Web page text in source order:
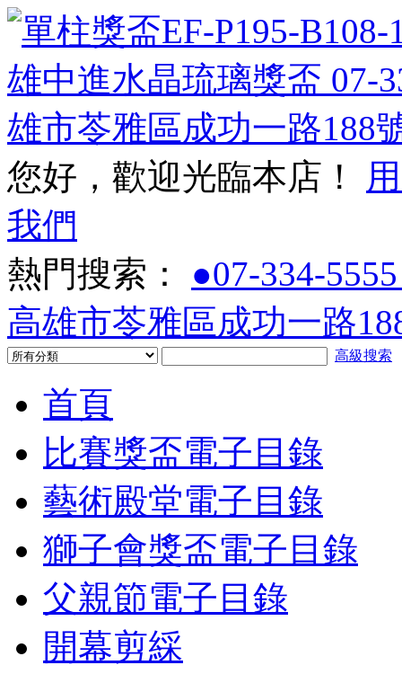
您好，歡迎光臨本店！
我們
熱門搜索： ●07-334-
高雄市苓雅區成功一路
高級搜索
首頁
比賽獎盃電子目錄
藝術殿堂電子目錄
獅子會獎盃電子目錄
父親節電子目錄
開幕剪綵